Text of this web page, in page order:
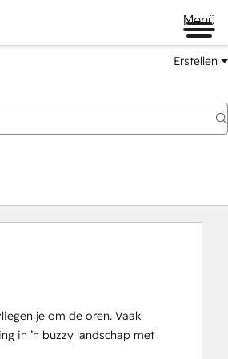
Menü
Erstellen
je om de oren. Vaak
in ’n buzzy landschap met